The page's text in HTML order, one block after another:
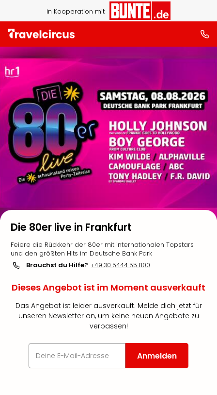
in Kooperation mit
Die 80er live in Frankfurt
Feiere die Rückkehr der 80er mit internationalen Topstars
und den größten Hits im Deutsche Bank Park
Brauchst du Hilfe? +49 30 5444 55 800
Dieses Angebot ist im Moment ausverkauft
Das Angebot ist leider ausverkauft. Melde dich jetzt für
unseren Newsletter an, um keine neuen Angebote zu
verpassen!
Anmelden